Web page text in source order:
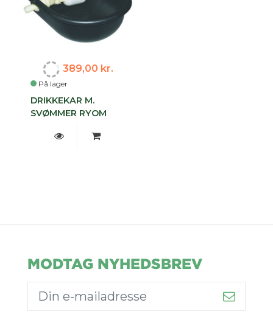
På lager
389,00 kr.
DRIKKEKAR M.
SVØMMER RYOM
MODTAG NYHEDSBREV